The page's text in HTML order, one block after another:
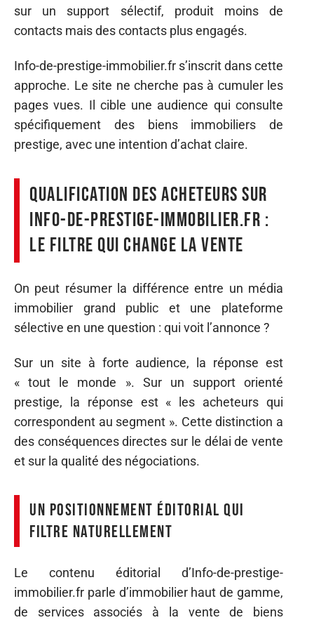
sur un support sélectif, produit moins de
contacts mais des contacts plus engagés.
Info-de-prestige-immobilier.fr s’inscrit dans cette
approche. Le site ne cherche pas à cumuler les
pages vues. Il cible une audience qui consulte
spécifiquement des biens immobiliers de
prestige, avec une intention d’achat claire.
Qualification des acheteurs sur
Info-de-prestige-immobilier.fr :
le filtre qui change la vente
On peut résumer la différence entre un média
immobilier grand public et une plateforme
sélective en une question : qui voit l’annonce ?
Sur un site à forte audience, la réponse est
« tout le monde ». Sur un support orienté
prestige, la réponse est « les acheteurs qui
correspondent au segment ». Cette distinction a
des conséquences directes sur le délai de vente
et sur la qualité des négociations.
Un positionnement éditorial qui
filtre naturellement
Le contenu éditorial d’Info-de-prestige-
immobilier.fr parle d’immobilier haut de gamme,
de services associés à la vente de biens